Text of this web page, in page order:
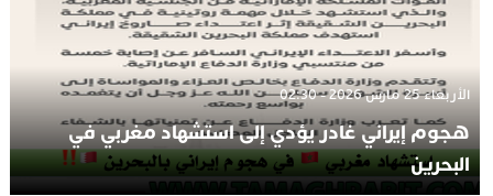
الأربعاء 25 مارس 2026 - 02:30
هجوم إيراني غادر يؤدي إلى استشهاد مغربي في
البحرين